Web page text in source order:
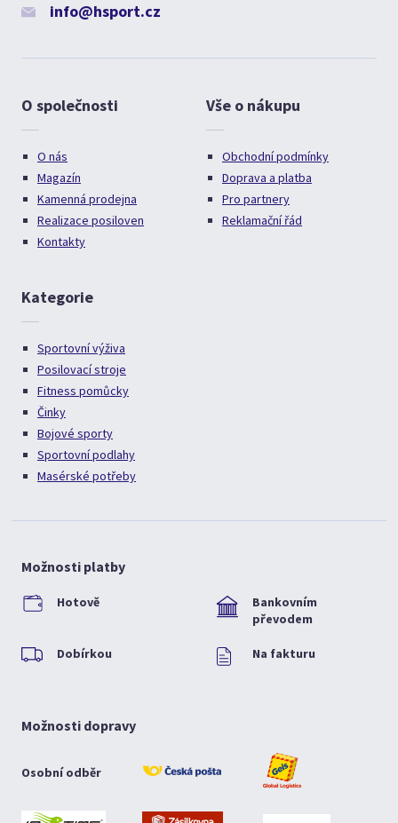
info@hsport.cz
O společnosti
O nás
Magazín
Kamenná prodejna
Realizace posiloven
Kontakty
Vše o nákupu
Obchodní podmínky
Doprava a platba
Pro partnery
Reklamační řád
Kategorie
Sportovní výživa
Posilovací stroje
Fitness pomůcky
Činky
Bojové sporty
Sportovní podlahy
Masérské potřeby
Možnosti platby
Hotově
Bankovním
převodem
Dobírkou Na fakturu
Možnosti dopravy
Osobní odběr